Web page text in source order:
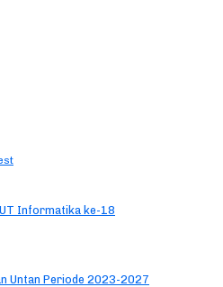
Informatika ke-18
Untan Periode 2023-2027